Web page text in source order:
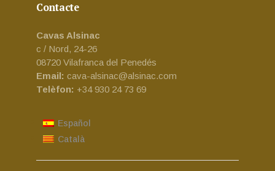
Contacte
Cavas Alsinac
c / Nord, 24-26
08720 Vilafranca del Penedés
Email: cava-alsinac@alsinac.com
Telèfon: +34 930 24 73 69
Español
Català